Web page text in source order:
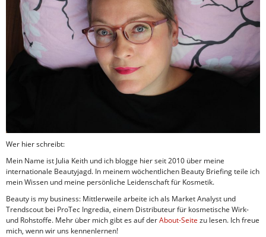
Wer hier schreibt:
Mein Name ist Julia Keith und ich blogge hier seit 2010 über meine
internationale Beautyjagd. In meinem wöchentlichen Beauty Briefing teile ich
mein Wissen und meine persönliche Leidenschaft für Kosmetik.
Beauty is my business: Mittlerweile arbeite ich als Market Analyst und
Trendscout bei ProTec Ingredia, einem Distributeur für kosmetische Wirk-
und Rohstoffe. Mehr über mich gibt es auf derAbout-Seite zu lesen. Ich freue
mich, wenn wir uns kennenlernen!